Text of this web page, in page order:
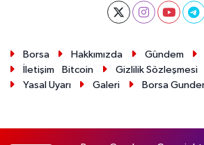
Borsa Hakkımızda Gündem
İletişim
Bitcoin Gizlilik Sözleşmesi
Yasal Uyarı
Galeri Borsa